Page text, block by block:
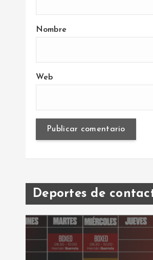
Nombre
Web
Deportes de